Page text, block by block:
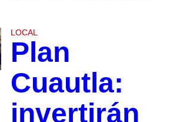
LOCAL
Plan
Cuautla:
invertirán